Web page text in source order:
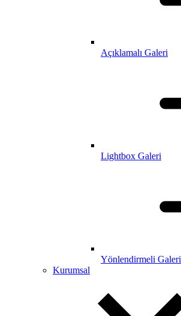
Açıklamalı Galeri
Lightbox Galeri
Yönlendirmeli Galeri
Kurumsal